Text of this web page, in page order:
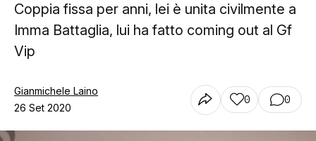
Contatti
Coppia fissa per anni, lei è unita civilmente a
Imma Battaglia, lui ha fatto coming out al Gf
Vip
Gianmichele Laino
26 Set 2020
0 0